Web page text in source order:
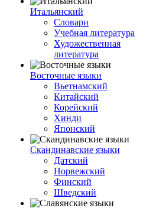
Итальянский
Словари
Учебная литература
Художественная
литература
Восточные языки
Вьетнамский
Китайский
Корейский
Хинди
Японский
Скандинавские языки
Датский
Норвежский
Финский
Шведский